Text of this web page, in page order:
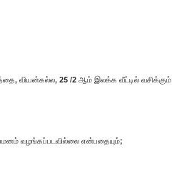
வியன்கல்ல, 25 /2 ஆம் இலக்க வீட்டில் வசிக்கும்
வழங்கப்படவில்லை என்பதையும்;